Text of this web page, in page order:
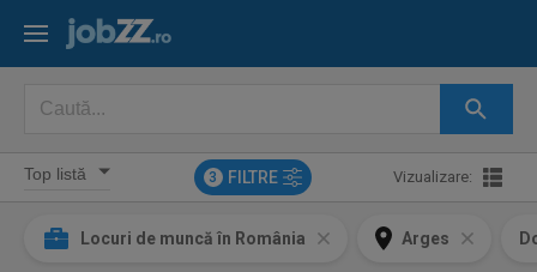
3 FILTRE Vizualizare:
Locuri de muncă în România Arges